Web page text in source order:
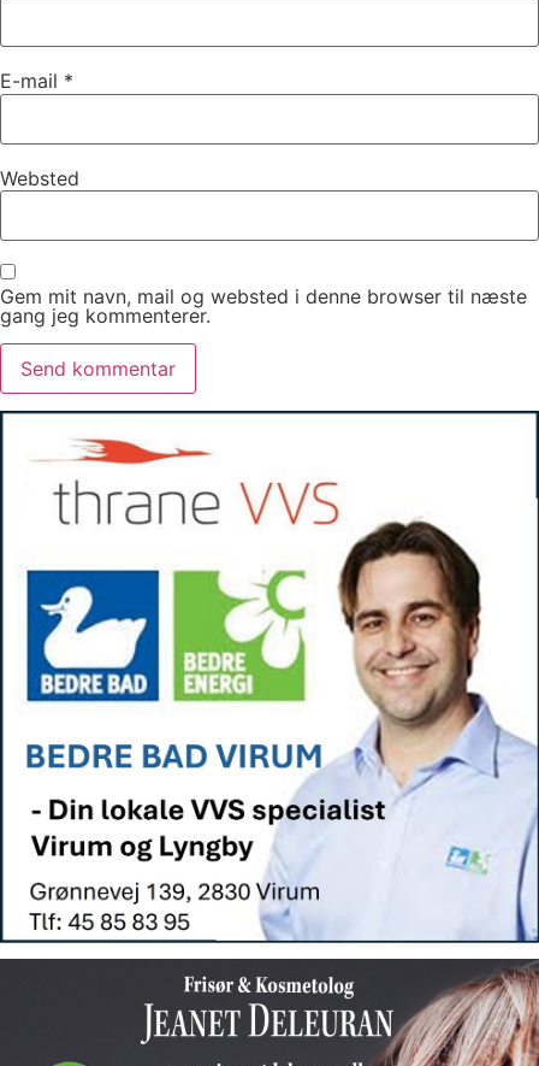
E-mail *
Websted
Gem mit navn, mail og websted i denne browser til næste
gang jeg kommenterer.